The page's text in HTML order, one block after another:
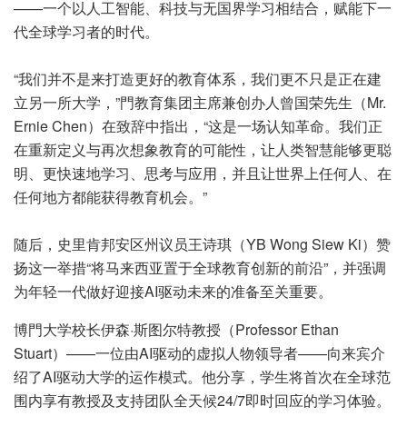
——一个以人工智能、科技与无国界学习相结合，赋能下一
代全球学习者的时代。
“我们并不是来打造更好的教育体系，我们更不只是正在建
立另一所大学，”門教育集团主席兼创办人曾国荣先生（Mr.
Ernie Chen）在致辞中指出，“这是一场认知革命。我们正
在重新定义与再次想象教育的可能性，让人类智慧能够更聪
明、更快速地学习、思考与应用，并且让世界上任何人、在
任何地方都能获得教育机会。”
随后，史里肯邦安区州议员王诗琪（YB Wong Siew Ki）赞
扬这一举措“将马来西亚置于全球教育创新的前沿”，并强调
为年轻一代做好迎接AI驱动未来的准备至关重要。
博門大学校长伊森·斯图尔特教授（Professor Ethan
Stuart）——一位由AI驱动的虚拟人物领导者——向来宾介
绍了AI驱动大学的运作模式。他分享，学生将首次在全球范
围内享有教授及支持团队全天候24/7即时回应的学习体验。